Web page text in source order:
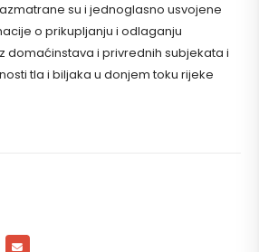
su i jednoglasno usvojene
o prikupljanju i odlaganju
domaćinstava i privrednih subjekata i
tla i biljaka u donjem toku rijeke